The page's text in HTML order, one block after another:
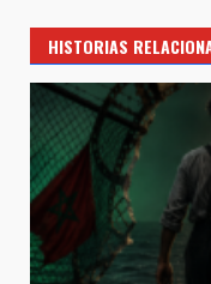
HISTORIAS